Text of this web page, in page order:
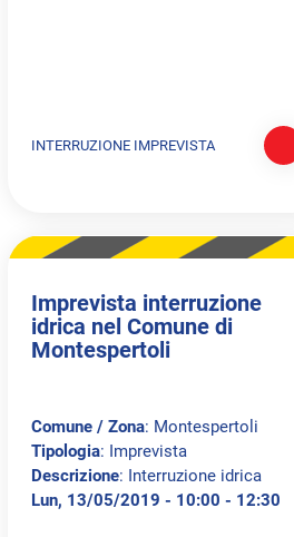
INTERRUZIONE IMPREVISTA
Imprevista interruzione
idrica nel Comune di
Montespertoli
Comune / Zona: Montespertoli
Tipologia: Imprevista
Descrizione: Interruzione idrica
Lun, 13/05/2019 - 10:00 - 12:30